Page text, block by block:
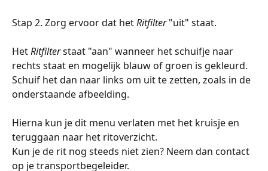
Stap 2. Zorg ervoor dat het Ritfilter "uit" staat.
Het Ritfilter staat "aan" wanneer het schuifje naar
rechts staat en mogelijk blauw of groen is gekleurd.
Schuif het dan naar links om uit te zetten, zoals in de
onderstaande afbeelding.
Hierna kun je dit menu verlaten met het kruisje en
teruggaan naar het ritoverzicht.
Kun je de rit nog steeds niet zien? Neem dan contact
op je transportbegeleider.